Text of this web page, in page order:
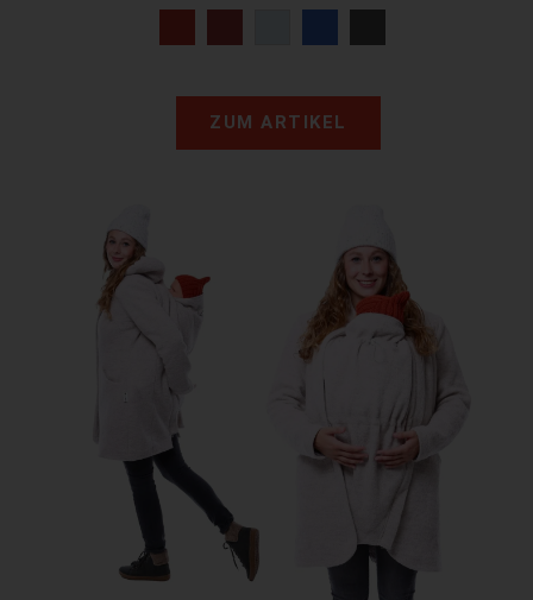
ZUM ARTIKEL